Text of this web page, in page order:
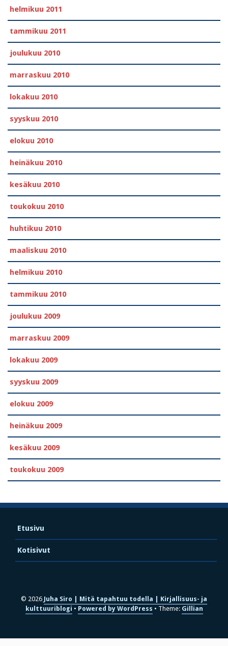
helmikuu 2011
tammikuu 2011
joulukuu 2010
marraskuu 2010
lokakuu 2010
syyskuu 2010
elokuu 2010
heinäkuu 2010
kesäkuu 2010
toukokuu 2010
huhtikuu 2010
maaliskuu 2010
helmikuu 2010
tammikuu 2010
joulukuu 2009
marraskuu 2009
lokakuu 2009
syyskuu 2009
elokuu 2009
heinäkuu 2009
kesäkuu 2009
toukokuu 2009
Etusivu
Kotisivut
© 2026 Juha Siro | Mitä tapahtuu todella | Kirjallisuus- ja
kulttuuriblogi
Powered by WordPress Theme: Gillian